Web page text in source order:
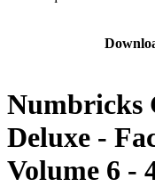
Numbricks
Deluxe -
Volume 6 -